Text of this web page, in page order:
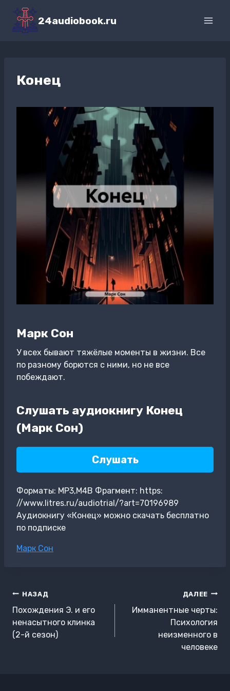
Перейти
содержимому
24audiobook.ru
Конец
Марк Сон
У всех бывают тяжёлые моменты в жизни. Все
по разному борются с ними, но не все
побеждают.
Слушать аудиокнигу Конец
(Марк Сон)
Слушать
Форматы: MP3,M4B Фрагмент: https:
//www.litres.ru/audiotrial/?art=70196989
Аудиокнигу «Конец» можно скачать бесплатно
по подписке
Метки
Марк Сон
Навигация
по
записям
НАЗАД
Похождения Э. и его
ненасытного клинка
(2-й сезон)
ДАЛЕЕ
Имманентные черты:
Психология
неизменного в
человеке